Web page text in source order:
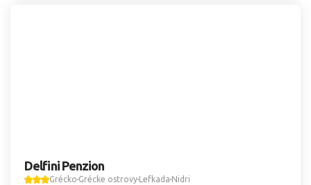
Delfini Penzion
Grécko Grécke ostrovy Lefkada Nidri